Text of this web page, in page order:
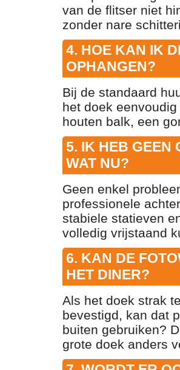
van de flitser niet
zonder nare
4. HOE KAN IK
OPHANGEN?
Bij de standaard
het doek
houten balk, een
5. IK HEB GEEN
WAT NU?
Geen enkel
professionele
stabiele statieven
volledig vrijstaand
6. KAN DE
HET DINER?
Als het doek strak
bevestigd, kan dat
buiten gebruiken?
grote doek anders